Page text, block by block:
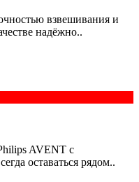
взвешивания и
надёжно..
AVENT с
оставаться рядом..